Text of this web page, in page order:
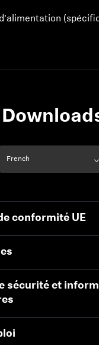
conformité UE
sécurité et